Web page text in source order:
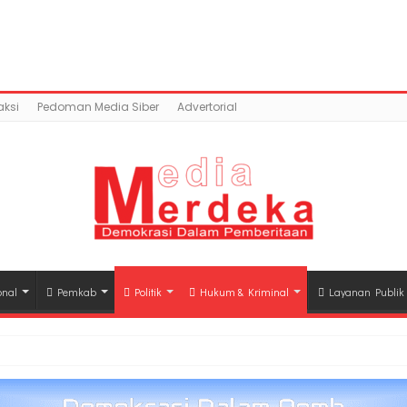
Pedoman Media Siber Advertorial
Pemkab Politik Hukum & Kriminal Layanan Publik
Waris Korban Kebakaran KM Mutiara Sentosa II